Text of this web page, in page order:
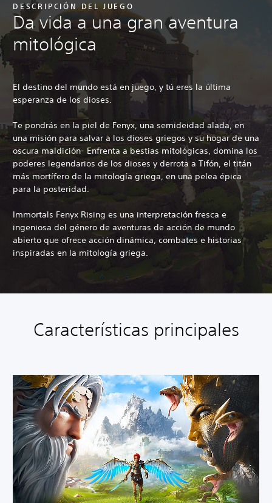
DESCRIPCIÓN DEL JUEGO
Da vida a una gran aventura
mitológica
El destino del mundo está en juego, y tú eres la última
esperanza de los dioses.
Te pondrás en la piel de Fenyx, una semideidad alada, en
una misión para salvar a los dioses griegos y su hogar de una
oscura maldición- Enfrenta a bestias mitológicas, domina los
poderes legendarios de los dioses y derrota a Tifón, el titán
más mortífero de la mitología griega, en una pelea épica
para la posteridad.
Immortals Fenyx Rising es una interpretación fresca e
ingeniosa del género de aventuras de acción de mundo
abierto que ofrece acción dinámica, combates e historias
inspiradas en la mitología griega.
Características principales